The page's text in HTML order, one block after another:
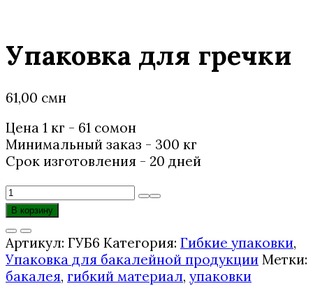
Упаковка для гречки
61,00 смн
Цена 1 кг - 61 сомонӣ
Минимальный заказ - 300 кг
Срок изготовления - 20 дней
Количество
товара
для
гречки
В корзину
Артикул: ГУБ6 Категория: Гибкие упаковки,
Упаковка для бакалейной продукции Метки:
бакалея, гибкий материал, упаковки